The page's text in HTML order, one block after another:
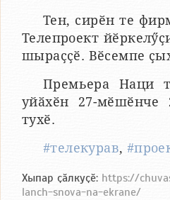
Тен, сирӗн те
Телепроект
шыраҫҫӗ. Вӗсемпе
Премьера Наци
уйӑхӗн 27-мӗшӗнче
тухӗ.
#телекурав,
Хыпар ҫӑлкуҫӗ: https://
lanch-snova-na-ekrane/